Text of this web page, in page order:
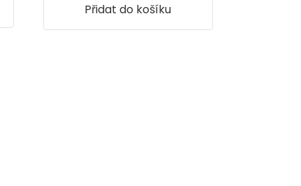
Přidat do košíku